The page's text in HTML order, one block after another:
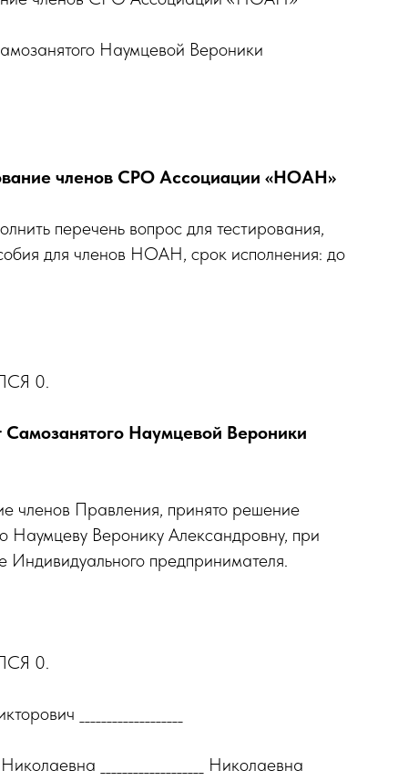
Наумцевой Вероники
членов СРО Ассоциации «НОАН»
перечень вопрос для тестирования,
для членов НОАН, срок исполнения: до
0.
Наумцевой Вероники
членов Правления, принято решение
Веронику Александровну, при
Индивидуального предпринимателя.
0.
___________________
___________________ Николаевна